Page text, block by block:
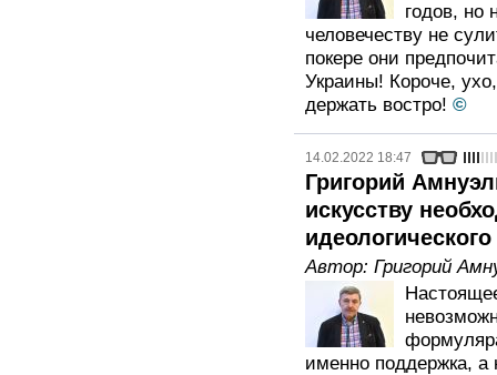
годов, но
человечеству не
покере они
Украины! Короче,
держать востро! ©
14.02.2022 18:47
Григорий
искусству
Автор: Григорий
именно поддержка, а